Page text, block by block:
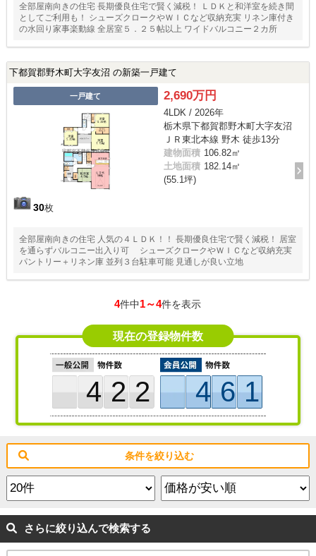
全部屋南向きの住宅 長期優良住宅で賢く減税！ ＬＤＫと和洋室を続き間
としてご利用も！ シューズクロークやＷＩＣなど収納充実 リネン庫付き
の水回り家事楽動線 全居室５．２５帖以上 ワイドバルコニー２カ所
下都賀郡野木町大字友沼 の新築一戸建て
一戸建て
30枚
2,690万円
4LDK / 2026年
栃木県下都賀郡野木町大字友沼
ＪＲ東北本線 野木 徒歩13分
建物面積 106.82㎡
土地面積 182.14㎡
(55.1坪)
全部屋南向きの住宅 人気の４ＬＤＫ！！ 長期優良住宅で賢く減税！ 居室
を通らずバルコニー出入り可 シューズクロークやＷＩＣなど収納充実
パントリー＋リネン庫 並列３台駐車可能 見通しが良い立地
4件中1～4件を表示
現在の登録物件数
422 461
条件を絞り込む
さらに絞り込んで検索する